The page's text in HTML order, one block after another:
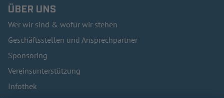
ÜBER UNS
Wer wir sind & wofür wir stehen
Geschäftsstellen und Ansprechpartner
Sponsoring
Vereinsunterstützung
Infothek